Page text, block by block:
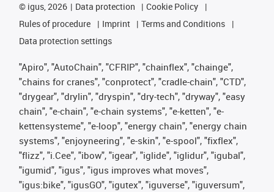
© igus, 2026 Data protection
Cookie Policy
Rules of procedure
Imprint
Terms and Conditions
Data protection settings
"Apiro", "AutoChain", "CFRIP", "chainflex", "chainge",
"chains for cranes", "conprotect", "cradle-chain", "CTD",
"drygear", "drylin", "dryspin", "dry-tech", "dryway", "easy
chain", "e-chain", "e-chain systems", "e-ketten", "e-
kettensysteme", "e-loop", "energy chain", "energy chain
systems", "enjoyneering", "e-skin", "e-spool", "fixflex",
"flizz", "i.Cee", "ibow", "igear", "iglide", "iglidur", "igubal",
"igumid", "igus", "igus improves what moves",
"igus:bike", "igusGO", "igutex", "iguverse", "iguversum",